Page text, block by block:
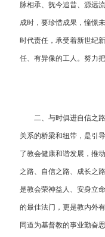
脉相承、抚今追昔、源远
成时，要珍惜成果，憧憬
时代责任，承受着新世纪
任、有异像的工人。努力
二、与时俱进自信之路
关系的桥梁和纽带，是引
了教会健康和谐发展，推
之路、自信之路、成长之
是教会荣神益人、安身立
的最佳法门，更是教内外
同道为基督教的事业勤奋